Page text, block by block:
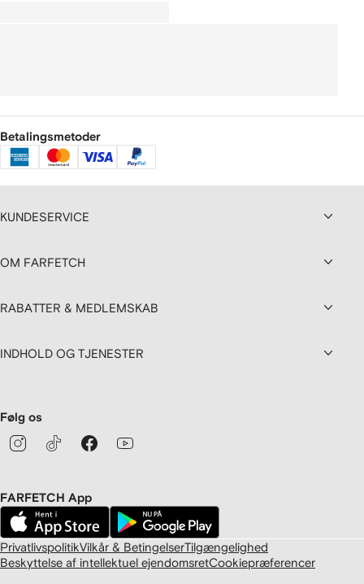
Betalingsmetoder
KUNDESERVICE
OM FARFETCH
RABATTER & MEDLEMSKAB
INDHOLD OG TJENESTER
Følg os
FARFETCH App
PrivatlivspolitikVilkår & BetingelserTilgængelighed
Beskyttelse af intellektuel ejendomsretCookiepræferencer